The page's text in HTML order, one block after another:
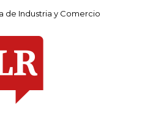
de Industria y Comercio